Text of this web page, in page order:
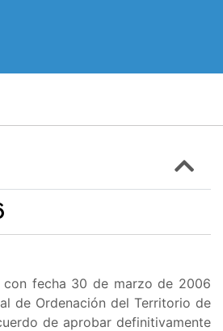
con fecha 30 de marzo de 2006
de Ordenación del Territorio de
de aprobar definitivamente